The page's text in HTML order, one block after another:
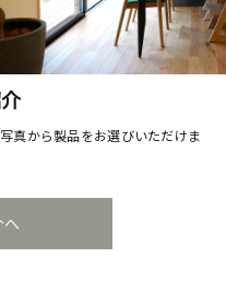
真から製品をお選びいただけま